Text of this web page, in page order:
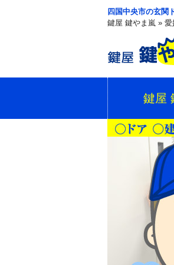
四国中央市の玄関
鍵屋 鍵やま嵐 » 愛
鍵屋